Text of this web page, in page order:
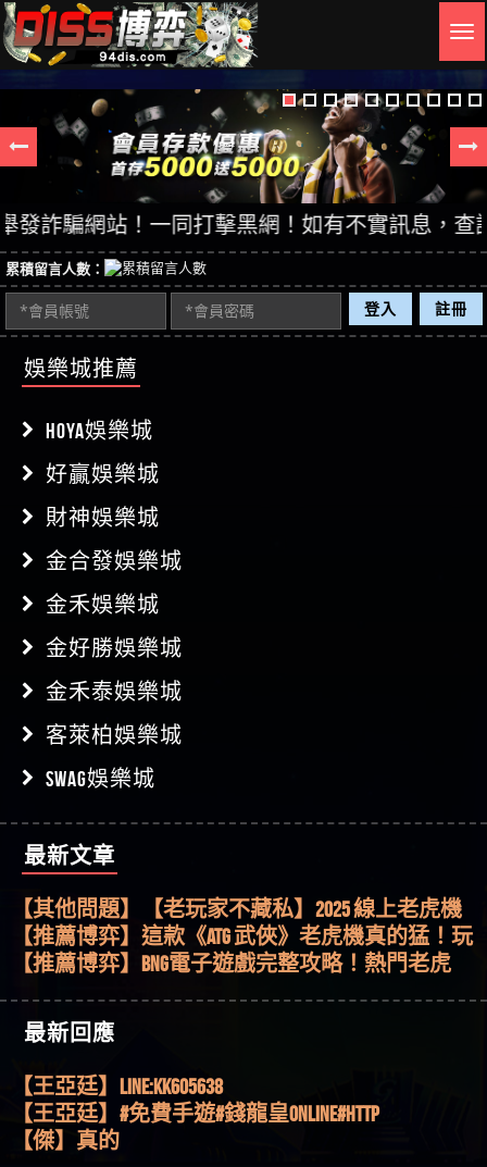
網站！一同打擊黑網！如有不實訊息，查證後
累積留言人數：
登入 註冊
娛樂城推薦
HOYA娛樂城
好贏娛樂城
財神娛樂城
金合發娛樂城
金禾娛樂城
金好勝娛樂城
金禾泰娛樂城
客萊柏娛樂城
SWAG娛樂城
最新文章
【其他問題】用理性數據指路，開啟你的高回報
娛樂之旅
【其他問題】【老玩家不藏私】2025 線上老虎機
這樣挑！RTP、波動率和平台安全的全攻略！
【推薦博弈】這款《ATG 武俠》老虎機真的猛！玩
過才知道什麼叫超過3萬種中獎方式！
【推薦博弈】BNG電子遊戲完整攻略！熱門老虎
51,000倍數玩法攻略，輕鬆稱霸老虎機！
【其他問題】「拆解力智投資詐騙套路緊急追討
賴zg369」力智投資是不是詐騙 力智投資是真的嗎
力智投資是詐騙嗎 南部老翁還在癡迷力智投資高
回報獲利 請不要在匯款
【其他問題】 【遇天盛商行詐騙追回資金賴
zg369】天盛商行詐騙 天盛商行是不是詐騙 天盛商
行是真的嗎 天盛商行是詐騙嗎 被天盛商行詐騙一
招教你拿回
【其他問題】 受害者援助賴【zg369】退休老翁被
大戶e點靈詐騙痛不欲生 大戶e點靈是真的嗎 大戶e
點靈是不是詐騙 大戶e點靈是詐騙嗎 大戶e點靈無
法出金 （大戶e點靈）教你如何規避詐騙陷阱
【其他問題】 弘記投資詐騙持續收割國人中【免
費討回資金賴zg369】弘記投資是詐騙嗎 弘記投資
是不是詐騙 弘記投資是真的嗎 被弘記投資詐騙的
【其他問題】 被騙追回賴【zg369】KnTop利用新型
詐騙手法欺詐群眾 KnTop是真的嗎 KnTop是不是詐騙
【其他問題】機台運算專案詐騙持續收割國人中
最新回應
【傑】推代理真的好相處
回答
【王亞廷】LINE:kK605638
【王亞廷】#免費手遊#錢龍皇ONLINE#http
【傑】真的